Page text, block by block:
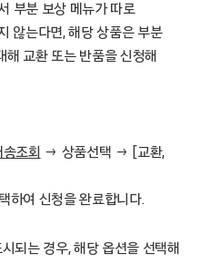
부분 보상 메뉴가 따로
않는다면, 해당 상품은 부분
해 교환 또는 반품을 신청해
조회
→ 상품선택 → [교환,
하여 신청을 완료합니다.
되는 경우, 해당 옵션을 선택해